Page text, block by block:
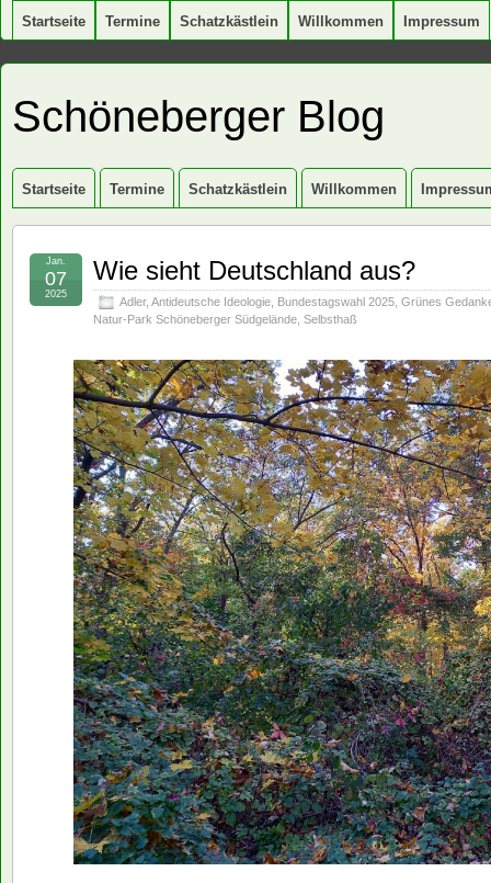
Startseite Termine Schatzkästlein Willkommen Impressum
Schöneberger Blog
Startseite Termine Schatzkästlein Willkommen
Wie sieht Deutschland aus?
Adler, Antideutsche Ideologie Bundestagswahl 2025 Grünes
Natur-Park Schöneberger Südgelände Selbsthaß
Jan.
07
2025